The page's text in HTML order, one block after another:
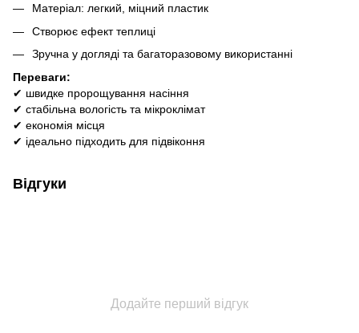
Матеріал: легкий, міцний пластик
Створює ефект теплиці
Зручна у догляді та багаторазовому використанні
Переваги:
✔ швидке пророщування насіння
✔ стабільна вологість та мікроклімат
✔ економія місця
✔ ідеально підходить для підвіконня
Відгуки
Додайте перший відгук